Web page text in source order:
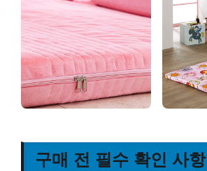
구매 전 필수 확인 사항